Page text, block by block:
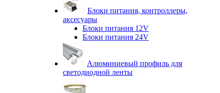
Блоки питания, контроллеры,
аксесуары
Блоки питания 12V
Блоки питания 24V
Алюминиевый профиль для
светодиодной ленты